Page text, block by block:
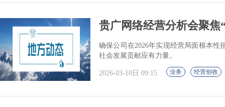
贵广网络经营分析会聚焦
确保公司在2026年实现经营局面根本
社会发展贡献应有力量。
2026-03-10日 09:15 业务 经营创收